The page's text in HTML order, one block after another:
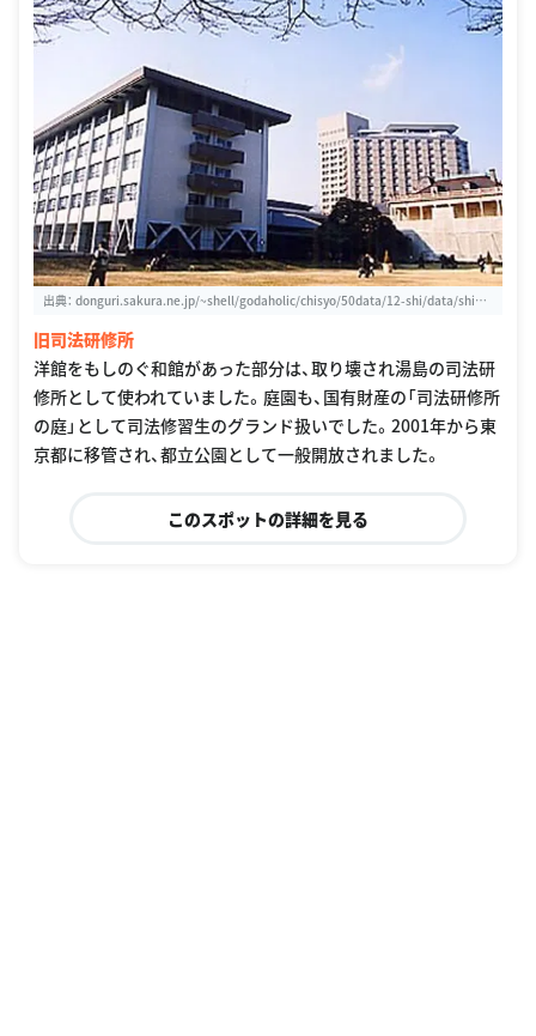
出典： donguri.sakura.ne.jp/~shell/godaholic/chisyo/50data/12-shi/data/shiho
旧司法研修所
洋館をもしのぐ和館があった部分は、取り壊され湯島の司法研
修所として使われていました。庭園も、国有財産の「司法研修所
の庭」として司法修習生のグランド扱いでした。2001年から東
京都に移管され、都立公園として一般開放されました。
このスポットの詳細を見る